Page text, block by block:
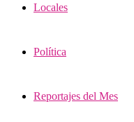
Locales
Política
Reportajes del Mes